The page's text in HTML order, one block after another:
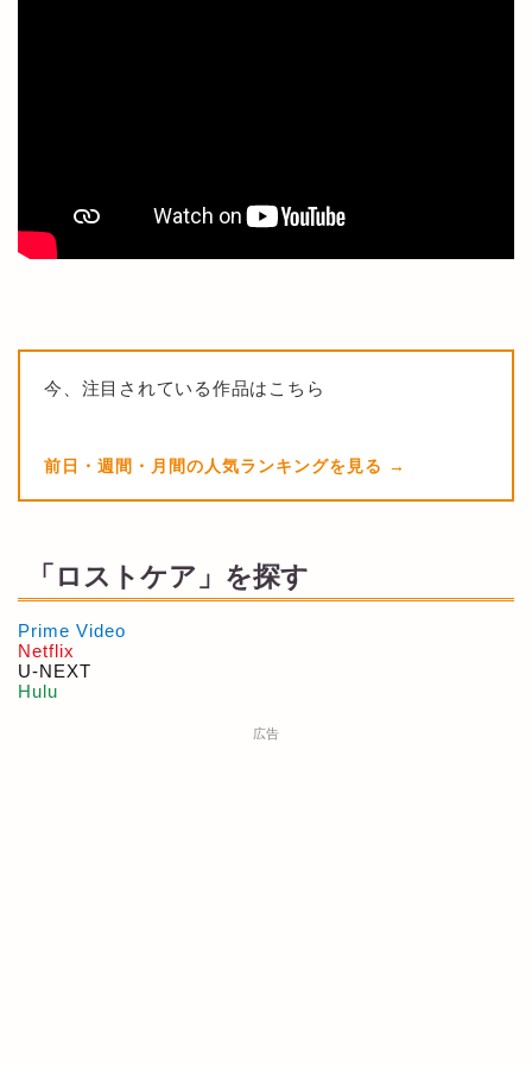
今、注目されている作品はこちら
前日・週間・月間の人気ランキングを見る
「ロストケア」を探す
Prime Video
Netflix
U-NEXT
Hulu
広告